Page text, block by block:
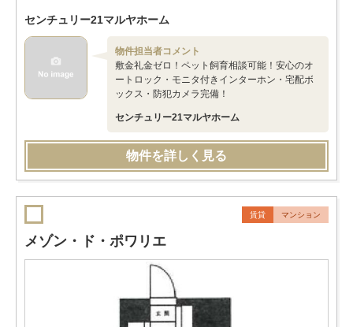
センチュリー21マルヤホーム
物件担当者コメント
敷金礼金ゼロ！ペット飼育相談可能！安心のオ
ートロック・モニタ付きインターホン・宅配ボ
ックス・防犯カメラ完備！
センチュリー21マルヤホーム
物件を詳しく見る
賃貸 マンション
メゾン・ド・ポワリエ